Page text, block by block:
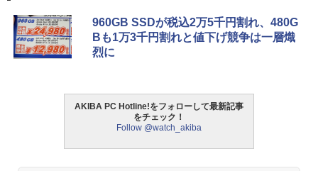
960GB SSDが税込2万5千円割れ、480G
Bも1万3千円割れと値下げ競争は一層熾
烈に
AKIBA PC Hotline!をフォローして最新記事
をチェック！
Follow @watch_akiba